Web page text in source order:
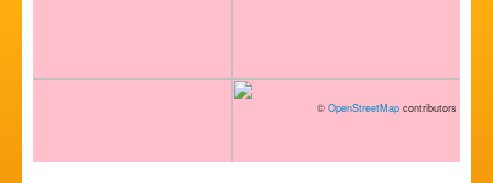
© OpenStreetMap contributors